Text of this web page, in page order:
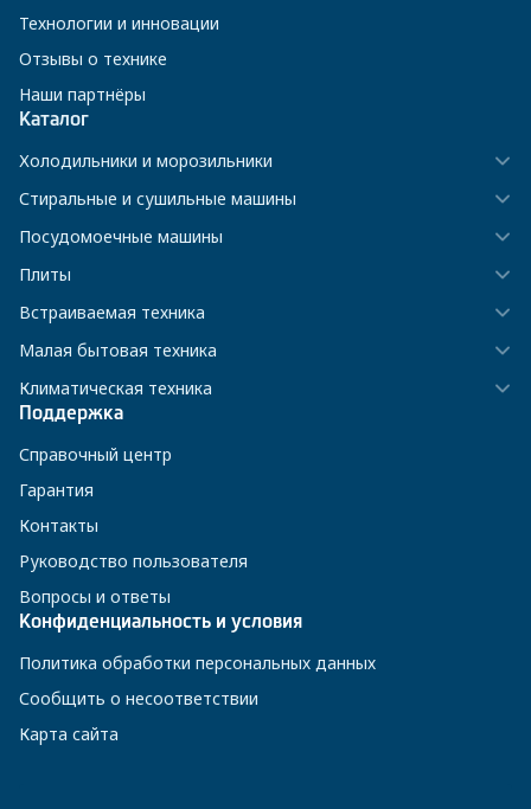
Технологии и инновации
Отзывы о технике
Наши партнёры
Каталог
Холодильники и морозильники
Стиральные и сушильные машины
Посудомоечные машины
Плиты
Встраиваемая техника
Малая бытовая техника
Климатическая техника
Поддержка
Справочный центр
Гарантия
Контакты
Руководство пользователя
Вопросы и ответы
Конфиденциальность и условия
Политика обработки персональных данных
Сообщить о несоответствии
Карта сайта